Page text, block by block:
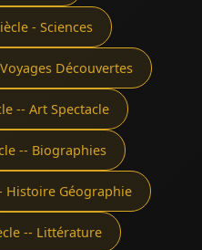
- Sciences
Découvertes
-- Art Spectacle
-- Biographies
Histoire Géographie
-- Littérature